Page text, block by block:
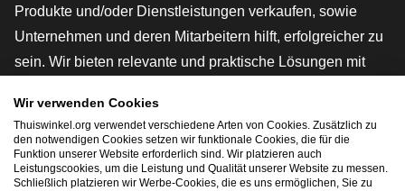
Produkte und/oder Dienstleistungen verkaufen, sowie
Unternehmen und deren Mitarbeitern hilft, erfolgreicher zu
sein. Wir bieten relevante und praktische Lösungen mit
rechtlichen Instrumenten und Beratung,
Interessenvertretung, Marktforschung und verfügen über
eine eigene Bildungsplattform, die Thuiswinkel e-
Academy.
Wir verwenden Cookies
Thuiswinkel.org verwendet verschiedene Arten von Cookies. Zusätzlich zu
den notwendigen Cookies setzen wir funktionale Cookies, die für die
Funktion unserer Website erforderlich sind. Wir platzieren auch
Leistungscookies, um die Leistung und Qualität unserer Website zu messen.
Schließlich platzieren wir Werbe-Cookies, die es uns ermöglichen, Sie zu